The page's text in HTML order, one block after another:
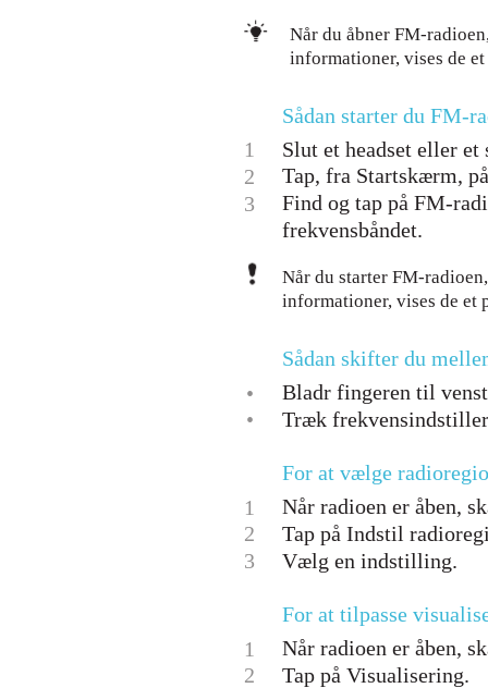
Når du åbner FM-
informationer, vises de
Sådan starter du FM-
1
Slut et headset eller
2
Tap, fra Startskærm,
3
Find og tap på FM-
frekvensbåndet.
Når du starter FM-
informationer, vises de et
Sådan skifter du
•
Bladr fingeren til
•
Træk
For at vælge
1
Når radioen er åben,
2
Tap på Indstil
3
Vælg en indstilling.
For at tilpasse
1
Når radioen er åben,
2
Tap på Visualisering.